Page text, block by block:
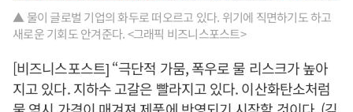
▲ 물이 글로벌 기업의 화두로 떠오르고 있다. 위기에 직면하기도 하고
새로운 기회도 안겨준다. <그래픽 비즈니스포스트>
[비즈니스포스트] “극단적 가뭄, 폭우로 물 리스크가 높아
지고 있다. 지하수 고갈은 빨라지고 있다. 이산화탄소처럼